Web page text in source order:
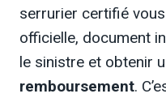
serrurier certifié
officielle, document
le sinistre et obtenir
remboursement.